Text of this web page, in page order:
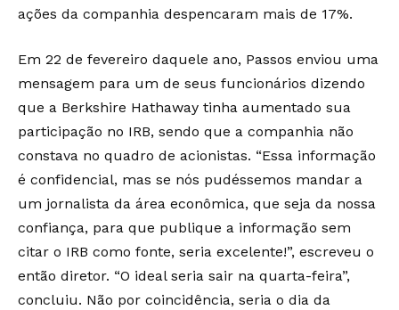
ações da companhia despencaram mais de 17%.
Em 22 de fevereiro daquele ano, Passos enviou uma
mensagem para um de seus funcionários dizendo
que a Berkshire Hathaway tinha aumentado sua
participação no IRB, sendo que a companhia não
constava no quadro de acionistas. “Essa informação
é confidencial, mas se nós pudéssemos mandar a
um jornalista da área econômica, que seja da nossa
confiança, para que publique a informação sem
citar o IRB como fonte, seria excelente!”, escreveu o
então diretor. “O ideal seria sair na quarta-feira”,
concluiu. Não por coincidência, seria o dia da